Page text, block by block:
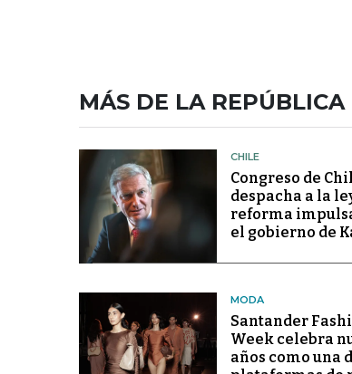
MÁS DE LA REPÚBLICA
CHILE
Congreso de
despacha a la
reforma
el gobierno de
MODA
Santander
Week celebra
años como una